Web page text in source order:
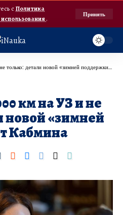
с Политика
.
Принять
детали новой «зимней поддержки» от Кабмина
км на УЗ и не
новой «зимней
Кабмина